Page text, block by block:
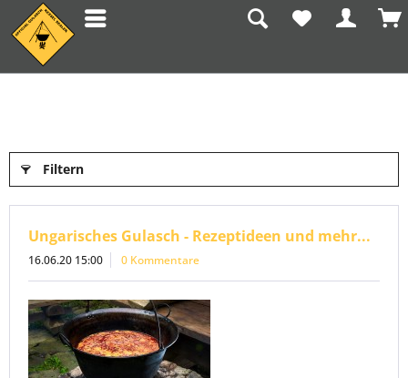
Blog
Filtern
Ungarisches Gulasch - Rezeptideen und mehr...
16.06.20 15:00 0 Kommentare